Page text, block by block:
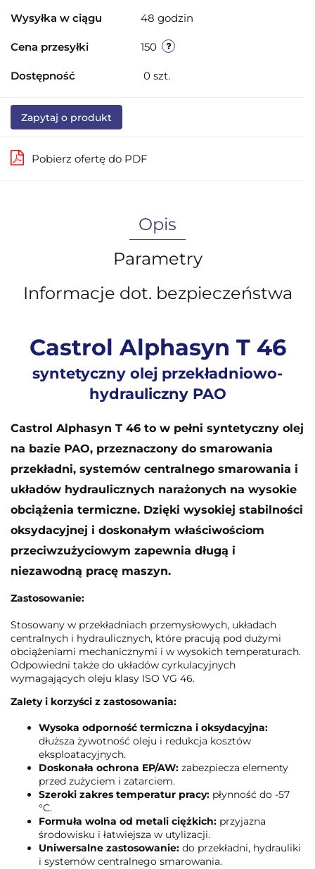
Wysyłka w ciągu 48 godzin
Cena przesyłki 150
Dostępność 0 szt.
Zapytaj o produkt
Pobierz ofertę do PDF
Opis
Parametry
Informacje dot. bezpieczeństwa
Castrol Alphasyn T 46
syntetyczny olej przekładniowo-
hydrauliczny PAO
Castrol Alphasyn T 46 to w pełni syntetyczny olej
na bazie PAO, przeznaczony do smarowania
przekładni, systemów centralnego smarowania i
układów hydraulicznych narażonych na wysokie
obciążenia termiczne. Dzięki wysokiej stabilności
oksydacyjnej i doskonałym właściwościom
przeciwzużyciowym zapewnia długą i
niezawodną pracę maszyn.
Zastosowanie:
Stosowany w przekładniach przemysłowych, układach
centralnych i hydraulicznych, które pracują pod dużymi
obciążeniami mechanicznymi i w wysokich temperaturach.
Odpowiedni także do układów cyrkulacyjnych
wymagających oleju klasy ISO VG 46.
Zalety i korzyści z zastosowania:
Wysoka odporność termiczna i oksydacyjna:
dłuższa żywotność oleju i redukcja kosztów
eksploatacyjnych.
Doskonała ochrona EP/AW: zabezpiecza elementy
przed zużyciem i zatarciem.
Szeroki zakres temperatur pracy: płynność do -57
°C.
Formuła wolna od metali ciężkich: przyjazna
środowisku i łatwiejsza w utylizacji.
Uniwersalne zastosowanie: do przekładni, hydrauliki
i systemów centralnego smarowania.